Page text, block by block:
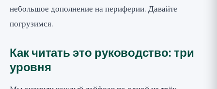
небольшое дополнение на периферии. Давайте
погрузимся.
Как читать это руководство: три
уровня